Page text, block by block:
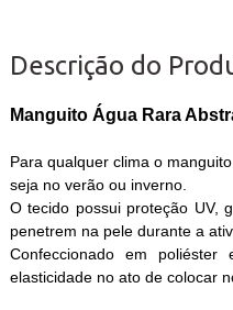
Descrição do
Manguito Água Rara
Para qualquer clima o
seja no verão ou inverno.
O tecido possui proteção UV,
penetrem na pele durante a
Confeccionado em
elasticidade no ato de colocar